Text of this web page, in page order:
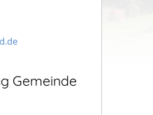
Gemeinde